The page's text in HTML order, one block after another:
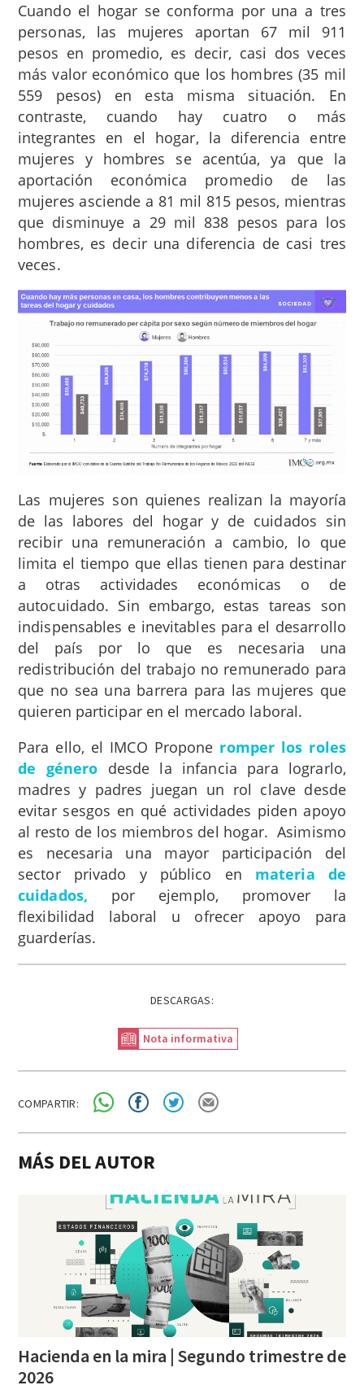
Cuando el hogar se conforma por una a tres
personas, las mujeres aportan 67 mil 911
pesos en promedio, es decir, casi dos veces
más valor económico que los hombres (35 mil
559 pesos) en esta misma situación. En
contraste, cuando hay cuatro o más
integrantes en el hogar, la diferencia entre
mujeres y hombres se acentúa, ya que la
aportación económica promedio de las
mujeres asciende a 81 mil 815 pesos, mientras
que disminuye a 29 mil 838 pesos para los
hombres, es decir una diferencia de casi tres
veces.
Las mujeres son quienes realizan la mayoría
de las labores del hogar y de cuidados sin
recibir una remuneración a cambio, lo que
limita el tiempo que ellas tienen para destinar
a otras actividades económicas o de
autocuidado. Sin embargo, estas tareas son
indispensables e inevitables para el desarrollo
del país por lo que es necesaria una
redistribución del trabajo no remunerado para
que no sea una barrera para las mujeres que
quieren participar en el mercado laboral.
Para ello, el IMCO Propone romper los roles
de género desde la infancia para lograrlo,
madres y padres juegan un rol clave desde
evitar sesgos en qué actividades piden apoyo
al resto de los miembros del hogar. Asimismo
es necesaria una mayor participación del
sector privado y público en materia de
cuidados, por ejemplo, promover la
flexibilidad laboral u ofrecer apoyo para
guarderías.
DESCARGAS:
Nota informativa
COMPARTIR:
MÁS DEL AUTOR
Hacienda en la mira | Segundo trimestre de
2026